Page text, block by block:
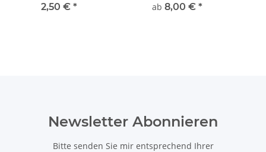
dein Leben verändern! -
2,50 € *
ab 8,00 € *
Newsletter Abonnieren
Bitte senden Sie mir entsprechend Ihrer